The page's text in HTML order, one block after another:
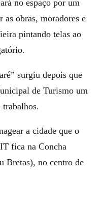
no espaço por um
obras, moradores e
pintando telas ao
surgiu depois que
de Turismo um
trabalhos.
a cidade que o
fica na Concha
Bretas), no centro de